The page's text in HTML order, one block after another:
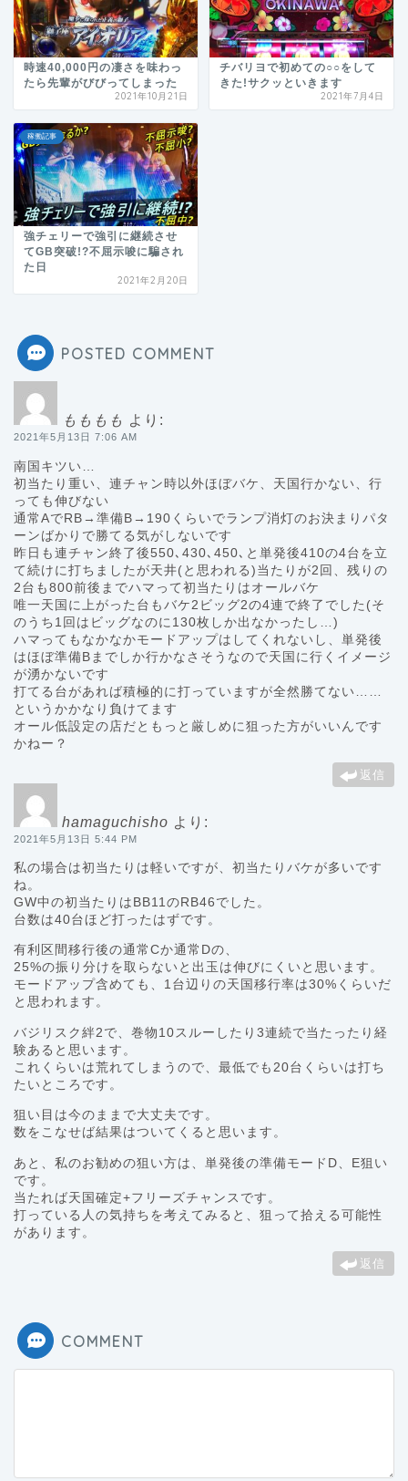
時速40,000円の凄さを味わっ
たら先輩がびびってしまった
2021年10月21日
チバリヨで初めての○○をして
きた!サクッといきます
2021年7月4日
稼働記事
強チェリーで強引に継続させ
てGB突破!?不屈示唆に騙され
た日
2021年2月20日
POSTED COMMENT
もももも より:
2021年5月13日 7:06 AM
南国キツい…
初当たり重い、連チャン時以外ほぼバケ、天国行かない、行
っても伸びない
通常AでRB→準備B→190くらいでランプ消灯のお決まりパタ
ーンばかりで勝てる気がしないです
昨日も連チャン終了後550､430､450､と単発後410の4台を立
て続けに打ちましたが天井(と思われる)当たりが2回、残りの
2台も800前後までハマって初当たりはオールバケ
唯一天国に上がった台もバケ2ビッグ2の4連で終了でした(そ
のうち1回はビッグなのに130枚しか出なかったし…)
ハマってもなかなかモードアップはしてくれないし、単発後
はほぼ準備Bまでしか行かなさそうなので天国に行くイメージ
が湧かないです
打てる台があれば積極的に打っていますが全然勝てない……
というかかなり負けてます
オール低設定の店だともっと厳しめに狙った方がいいんです
かねー？
返信
hamaguchisho より:
2021年5月13日 5:44 PM
私の場合は初当たりは軽いですが、初当たりバケが多いです
ね。
GW中の初当たりはBB11のRB46でした。
台数は40台ほど打ったはずです。
有利区間移行後の通常Cか通常Dの、
25%の振り分けを取らないと出玉は伸びにくいと思います。
モードアップ含めても、1台辺りの天国移行率は30%くらいだ
と思われます。
バジリスク絆2で、巻物10スルーしたり3連続で当たったり経
験あると思います。
これくらいは荒れてしまうので、最低でも20台くらいは打ち
たいところです。
狙い目は今のままで大丈夫です。
数をこなせば結果はついてくると思います。
あと、私のお勧めの狙い方は、単発後の準備モードD、E狙い
です。
当たれば天国確定+フリーズチャンスです。
打っている人の気持ちを考えてみると、狙って拾える可能性
があります。
返信
COMMENT